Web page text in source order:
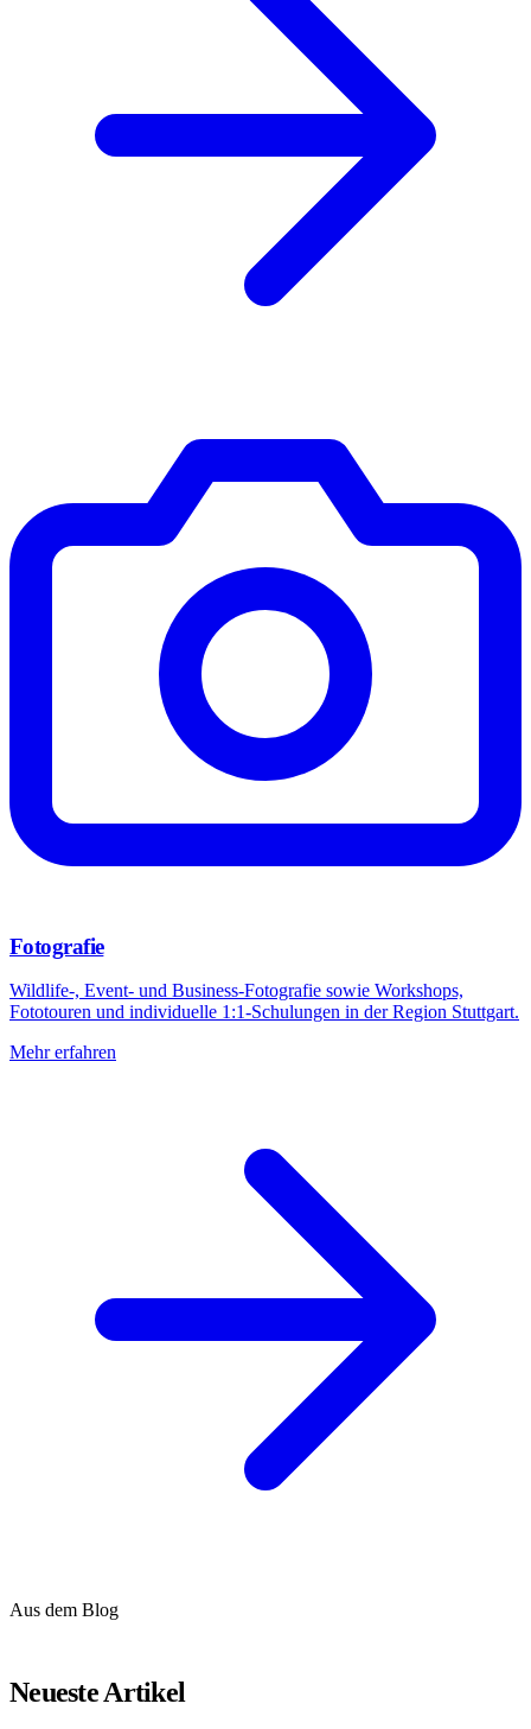
Fotografie
Wildlife-, Event- und Business-Fotografie sowie Workshops,
Fototouren und individuelle 1:1-Schulungen in der Region Stuttgart.
Mehr erfahren
Aus dem Blog
Neueste Artikel